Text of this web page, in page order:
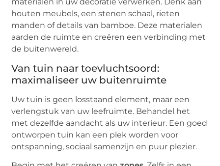
houten meubels, een stenen schaal, rieten
manden of details van bamboe. Deze materialen
aarden de ruimte en creëren een verbinding met
de buitenwereld.
Van tuin naar toevluchtsoord:
maximaliseer uw buitenruimte
Uw tuin is geen losstaand element, maar een
verlengstuk van uw leefruimte. Behandel het
met dezelfde aandacht als uw interieur. Een goed
ontworpen tuin kan een plek worden voor
ontspanning, sociaal samenzijn en puur plezier.